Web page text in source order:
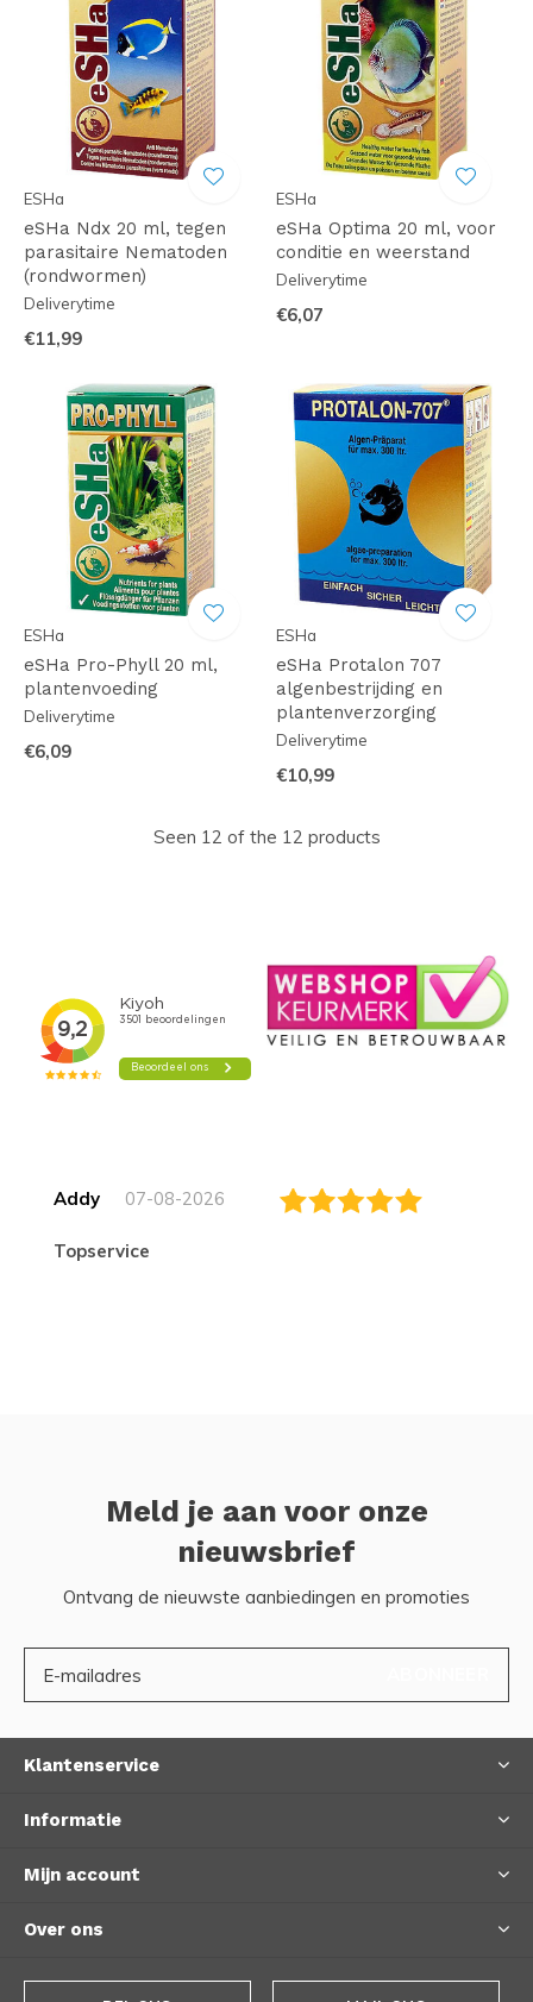
ESHa
eSHa Ndx 20 ml, tegen
parasitaire Nematoden
(rondwormen)
Deliverytime
€11,99
ESHa
eSHa Optima 20 ml, voor
conditie en weerstand
Deliverytime
€6,07
ESHa
eSHa Pro-Phyll 20 ml,
plantenvoeding
Deliverytime
€6,09
ESHa
eSHa Protalon 707
algenbestrijding en
plantenverzorging
Deliverytime
€10,99
Seen 12 of the 12 products
Addy 07-08-2026
topservice
Meld je aan voor onze
nieuwsbrief
Ontvang de nieuwste aanbiedingen en promoties
Klantenservice
Informatie
Mijn account
Over ons